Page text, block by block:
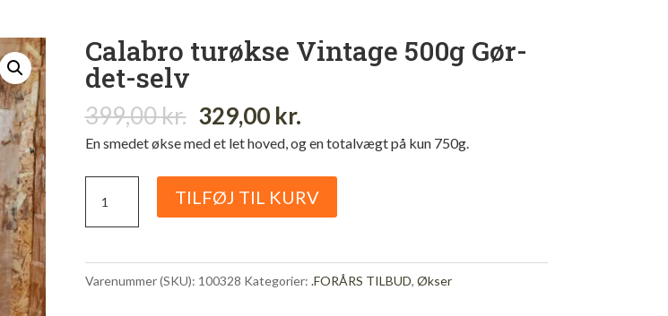
Calabro turøkse Vintage 500g Gør-
det-selv
399,00kr. Original
price
399,00 kr..
329,00 kr.Current
price
329,00 kr..
En smedet økse med et let hoved, og en totalvægt på kun 750g.
turøkse
500g
Gør-
TILFØJ TIL KURV
Varenummer (SKU): 100328 Kategorier: .FORÅRS TILBUD, Økser